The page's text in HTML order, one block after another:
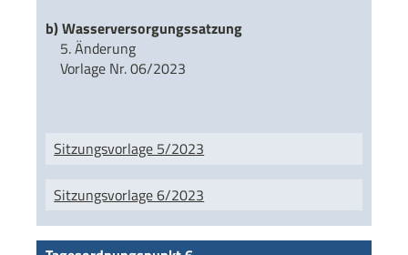
b) Wasserversorgungssatzung
5. Änderung
Vorlage Nr. 06/2023
Sitzungsvorlage 5/2023
Sitzungsvorlage 6/2023